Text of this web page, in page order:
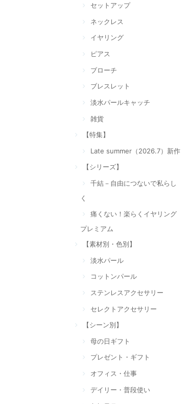
セットアップ
ネックレス
イヤリング
ピアス
ブローチ
ブレスレット
淡水パールキャッチ
雑貨
【特集】
Late summer（2026.7）新作
【シリーズ】
千結－自由につないで私らし
く
痛くない！楽らくイヤリング
プレミアム
【素材別・色別】
淡水パール
コットンパール
ステンレスアクセサリー
セレクトアクセサリー
【シーン別】
母の日ギフト
プレゼント・ギフト
オフィス・仕事
デイリー・普段使い